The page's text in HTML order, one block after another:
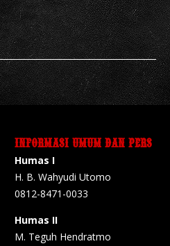
INFORMASI UMUM DAN PERS
Humas I
H. B. Wahyudi Utomo
0812-8471-0033
Humas II
M. Teguh Hendratmo